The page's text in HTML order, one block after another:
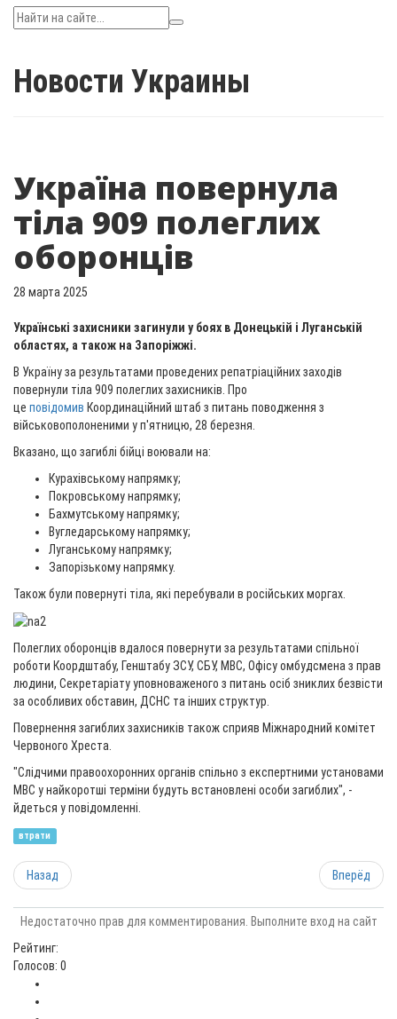
Новости Украины
Україна повернула
тіла 909 полеглих
оборонців
28 марта 2025
Українські захисники загинули у боях в Донецькій і Луганській
областях, а також на Запоріжжі.
В Україну за результатами проведених репатріаційних заходів
повернули тіла 909 полеглих захисників. Про
це повідомив Координаційний штаб з питань поводження з
військовополоненими у п'ятницю, 28 березня.
Вказано, що загиблі бійці воювали на:
Курахівському напрямку;
Покровському напрямку;
Бахмутському напрямку;
Вугледарському напрямку;
Луганському напрямку;
Запорізькому напрямку.
Також були повернуті тіла, які перебували в російських моргах.
Полеглих оборонців вдалося повернути за результатами спільної
роботи Коордштабу, Генштабу ЗСУ, СБУ, МВС, Офісу омбудсмена з прав
людини, Секретаріату уповноваженого з питань осіб зниклих безвісти
за особливих обставин, ДСНС та інших структур.
Повернення загиблих захисників також сприяв Міжнародний комітет
Червоного Хреста.
"Слідчими правоохоронних органів спільно з експертними установами
МВС у найкоротші терміни будуть встановлені особи загиблих", -
йдеться у повідомленні.
втрати
Назад Вперёд
Недостаточно прав для комментирования. Выполните вход на сайт
Рейтинг:
Голосов: 0